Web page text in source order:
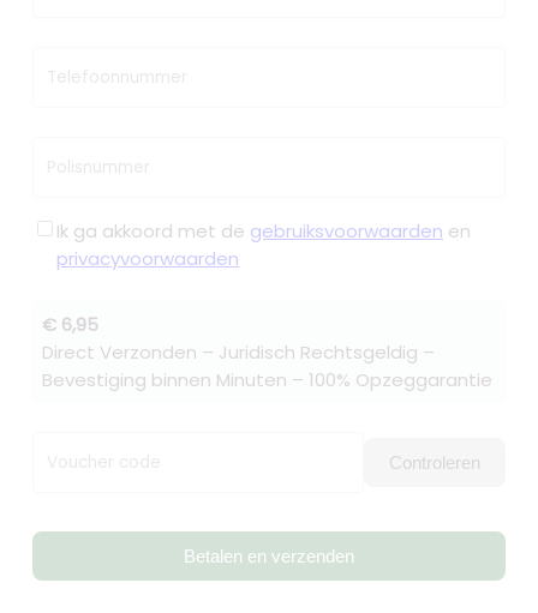
Telefoonnummer
Polisnummer
Ik ga akkoord met de gebruiksvoorwaarden en
privacyvoorwaarden
€ 6,95
Direct Verzonden – Juridisch Rechtsgeldig –
Bevestiging binnen Minuten – 100% Opzeggarantie
Voucher code Controleren
Betalen en verzenden